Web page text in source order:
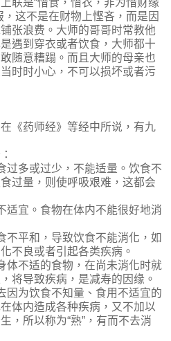
这不是在财物上悭吝，而是因
张浪费。大师的哥哥时常教他
遇到穿衣或者饮食，大师都十
随意糟蹋。而且大师的母亲也
时时小心，不可以损坏或者污
《药师经》等经中所说，有九
多或过少，不能适量。饮食不
过量，则使呼吸艰难，这都会
宜。食物在体内不能很好地消
平和，导致饮食不能消化，如
不良或者引起各类疾病。
不适的食物，在尚未消化时就
将导致疾病，是减寿的因缘。
为饮食不知量、食用不适宜的
体内造成各种疾病，又不加以
，所以称为“熟”，有而不去消